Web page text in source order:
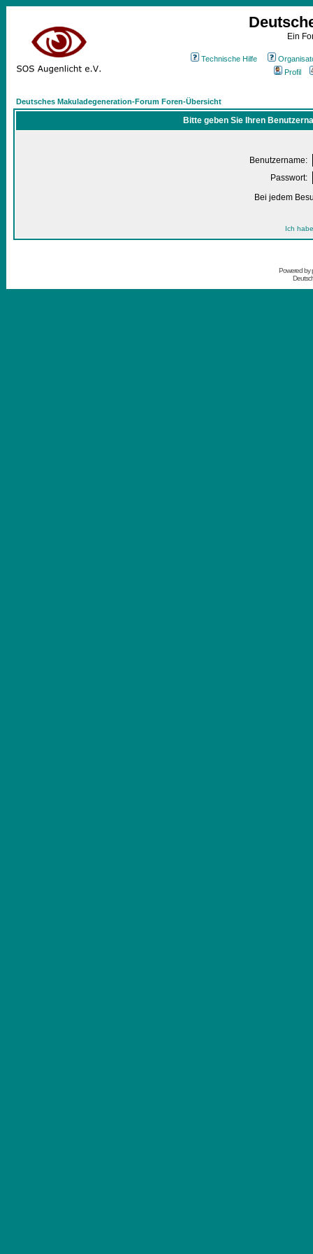
Ein
Technische Hilfe
Profil
Deutsches Makuladegeneration-Forum Foren-Übersicht
Bitte geben Sie Ihren
Benutzername:
Passwort:
Bei jedem
Ich
Powered by